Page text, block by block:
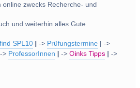
zwecks Recherche- und
und weiterhin alles Gute ...
SPL10 -> Prüfungstermine
->
-> ProfessorInnen ->Oinks Tipps
->